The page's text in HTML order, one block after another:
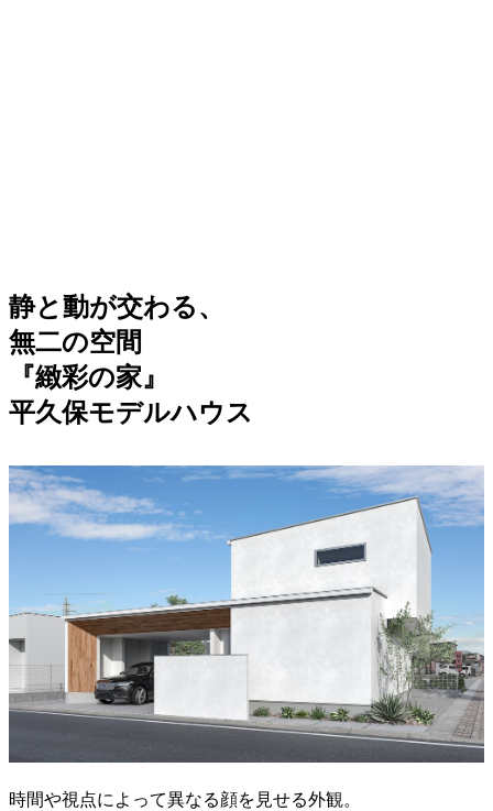
静と動が交わる、
無二の空間
『緻彩の家』
平久保モデルハウス
時間や視点によって異なる顔を見せる外観。